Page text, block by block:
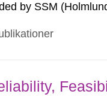
by SSM
analysed, as